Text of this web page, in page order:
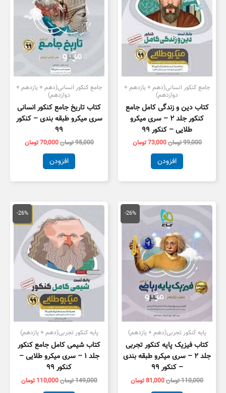
جامع کنکور انسانی(دهم + یازدهم +
دوازدهم)
کتاب دین و زندگی کامل جامع
کنکور جلد ۲ – سری میکرو
طلایی – کنکور ۹۹
99,000تومان73,000تومان
افزودن
جامع کنکور انسانی(دهم + یازدهم +
دوازدهم)
کتاب تاریخ جامع کنکور انسانی
سری میکرو طبقه بندی – کنکور
۹۹
95,000تومان70,000تومان
افزودن
-26%
پایه کنکور تجربی(دهم + یازدهم)
کتاب فیزیک پایه کنکور تجربی
جلد ۲ – سری میکرو طبقه بندی
– کنکور ۹۹
110,000تومان
قیمت
اصلی
110,000 تومان
بود.
81,000تومان
قیمت
فعلی
-26%
پایه کنکور تجربی(دهم + یازدهم)
کتاب شیمی کامل جامع کنکور
جلد ۱ – سری میکرو طلایی –
کنکور ۹۹
149,000تومان
قیمت
اصلی
149,000 تومان
بود.
110,000 تومان
قیمت
فعلی
است.